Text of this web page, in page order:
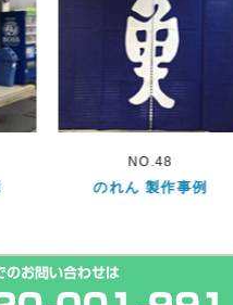
NO.298
のれん 製作事例